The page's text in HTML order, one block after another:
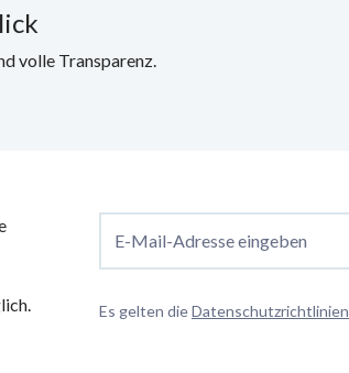
volle Transparenz.
E-Mail-Adresse eingeben
Es gelten dieDatenschutzrichtlinien